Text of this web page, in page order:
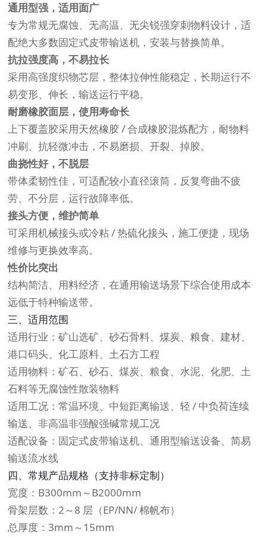
通用型强，适用面广
专为常规无腐蚀、无高温、无尖锐强穿刺物料设计，适
配绝大多数固定式皮带输送机，安装与替换简单。
抗拉强度高，不易拉长
采用高强度织物芯层，整体拉伸性能稳定，长期运行不
易变形、伸长，输送运行平稳。
耐磨橡胶面层，使用寿命长
上下覆盖胶采用天然橡胶 / 合成橡胶混炼配方，耐物料
冲刷、抗轻微冲击，不易磨损、开裂、掉胶。
曲挠性好，不脱层
带体柔韧性佳，可适配较小直径滚筒，反复弯曲不疲
劳、不分层，运行故障率低。
接头方便，维护简单
可采用机械接头或冷粘 / 热硫化接头，施工便捷，现场
维修与更换效率高。
性价比突出
结构简洁、用料经济，在通用输送场景下综合使用成本
远低于特种输送带。
三、适用范围
适用行业：矿山选矿、砂石骨料、煤炭、粮食、建材、
港口码头、化工原料、土石方工程
适用物料：矿石、砂石、煤炭、粮食、水泥、化肥、土
石料等无腐蚀性散装物料
适用工况：常温环境、中短距离输送、轻 / 中负荷连续
输送、非高温非强酸强碱常规工况
适配设备：固定式皮带输送机、通用型输送设备、简易
输送流水线
四、常规产品规格（支持非标定制）
宽度：B300mm～B2000mm
骨架层数：2～8 层（EP/NN/ 棉帆布）
总厚度：3mm～15mm